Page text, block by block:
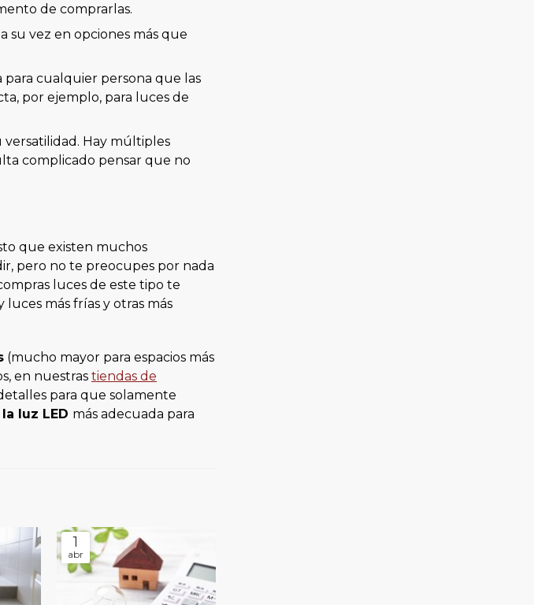
de comprarlas.
su vez en opciones más que
para cualquier persona que las
por ejemplo, para luces de
versatilidad. Hay múltiples
complicado pensar que no
que existen muchos
pero no te preocupes por nada
luces de este tipo te
luces más frías y otras más
(mucho mayor para espacios más
en nuestras tiendas de
para que solamente
luz LED más adecuada para
1
abr